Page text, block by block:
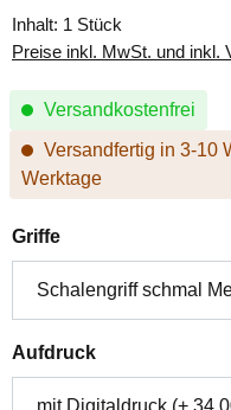
Inhalt: 1 Stück
Preise inkl. MwSt. und inkl.
Versandkostenfrei
Versandfertig in 3-10
Werktage
Griffeauswählen
Aufdruckauswählen